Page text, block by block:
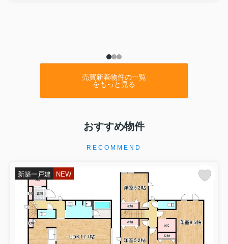
売買新着物件の一覧
をもっと見る
おすすめ物件
RECOMMEND
新築一戸建 NEW